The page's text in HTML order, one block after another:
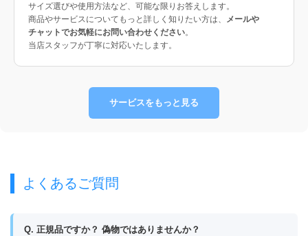
サイズ選びや使用方法など、可能な限りお答えします。
商品やサービスについてもっと詳しく知りたい方は、
メールや
チャットでお気軽にお問い合わせください。
当店スタッフが丁寧に対応いたします。
サービスをもっと見る
よくあるご質問
Q. 正規品ですか？ 偽物ではありませんか？